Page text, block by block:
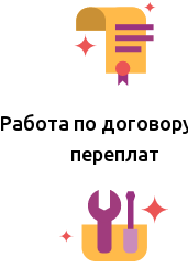
Работа по
переплат